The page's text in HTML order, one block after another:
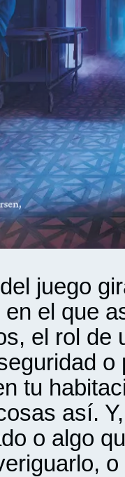
juego
el que
el rol de
tu
así.
o algo